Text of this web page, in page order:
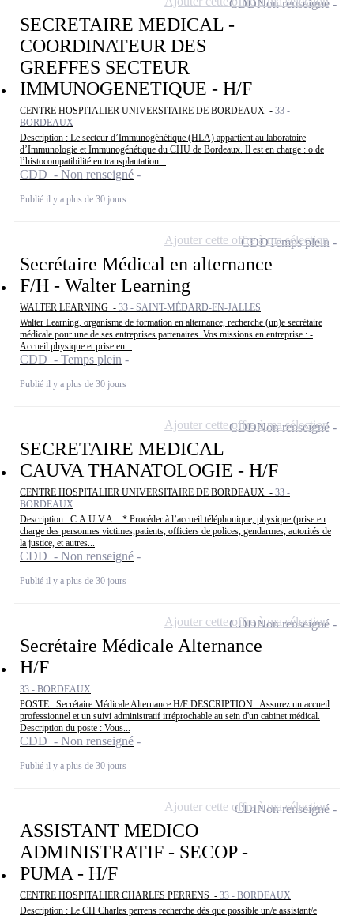
SECRETAIRE MEDICAL -
COORDINATEUR DES
GREFFES SECTEUR
IMMUNOGENETIQUE - H/F
CENTRE HOSPITALIER UNIVERSITAIRE DE BORDEAUX - 33 -
BORDEAUX
Description : Le secteur d’Immunogénétique (HLA) appartient au laboratoire
d’Immunologie et Immunogénétique du CHU de Bordeaux. Il est en charge : o de
l’histocompatibilité en transplantation...
CDD - Non renseigné
Publié il y a plus de 30 jours
CDDNon renseigné
Secrétaire Médical en alternance
F/H - Walter Learning
WALTER LEARNING - 33 - SAINT-MÉDARD-EN-JALLES
Walter Learning, organisme de formation en alternance, recherche (un)e secrétaire
médicale pour une de ses entreprises partenaires. Vos missions en entreprise : -
Accueil physique et prise en...
CDD - Temps plein
Publié il y a plus de 30 jours
CDDTemps plein
Ajouter cette offre à ma sélection
SECRETAIRE MEDICAL
CAUVA THANATOLOGIE - H/F
CENTRE HOSPITALIER UNIVERSITAIRE DE BORDEAUX - 33 -
BORDEAUX
Description : C.A.U.V.A. : * Procéder à l’accueil téléphonique, physique (prise en
charge des personnes victimes,patients, officiers de polices, gendarmes, autorités de
la justice, et autres...
CDD - Non renseigné
Publié il y a plus de 30 jours
CDDNon renseigné
Ajouter cette offre à ma sélection
Secrétaire Médicale Alternance
H/F
33 - BORDEAUX
POSTE : Secrétaire Médicale Alternance H/F DESCRIPTION : Assurez un accueil
professionnel et un suivi administratif irréprochable au sein d'un cabinet médical.
Description du poste : Vous...
CDD - Non renseigné
Publié il y a plus de 30 jours
CDDNon renseigné
Ajouter cette offre à ma sélection
ASSISTANT MEDICO
ADMINISTRATIF - SECOP -
PUMA - H/F
CENTRE HOSPITALIER CHARLES PERRENS - 33 - BORDEAUX
Description : Le CH Charles perrens recherche dès que possible un/e assistant/e
CDINon renseigné
Ajouter cette offre à ma sélection